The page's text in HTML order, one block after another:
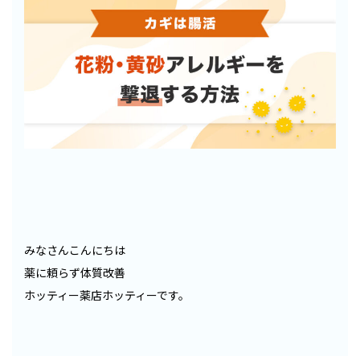
みなさんこんにちは
薬に頼らず体質改善
ホッティー薬店ホッティーです。